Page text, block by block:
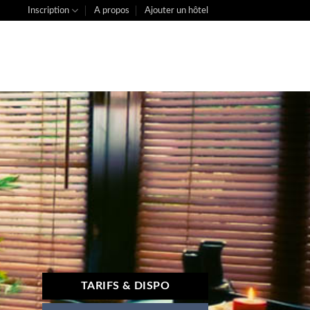
Inscription A propos Ajouter un hôtel
TARIFS & DISPO